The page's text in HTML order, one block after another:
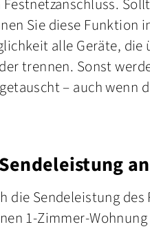
Festnetzanschluss.
Sie diese Funktion
alle Geräte, die
trennen. Sonst
– auch wenn
die Sendeleistung
1-Zimmer-